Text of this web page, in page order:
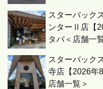
スターバック
ンターⅡ店【
タバ＜店舗一
スターバック
寺店【2026年
店舗一覧＞